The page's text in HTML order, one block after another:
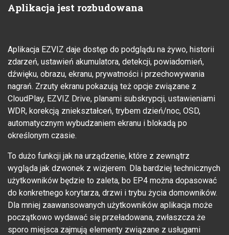
Aplikacja jest rozbudowana
Aplikacja EZVIZ daje dostęp do podglądu na żywo, historii
zdarzeń, ustawień akumulatora, detekcji, powiadomień,
dźwięku, obrazu, ekranu, prywatności i przechowywania
nagrań. Zrzuty ekranu pokazują też opcje związane z
CloudPlay, EZVIZ Drive, planami subskrypcji, ustawieniami
WDR, korekcją zniekształceń, trybem dzień/noc, OSD,
automatycznym wybudzaniem ekranu i blokadą po
określonym czasie.
To dużo funkcji jak na urządzenie, które z zewnątrz
wygląda jak dzwonek z wizjerem. Dla bardziej technicznych
użytkowników będzie to zaleta, bo EP4 można dopasować
do konkretnego korytarza, drzwi i trybu życia domowników.
Dla mniej zaawansowanych użytkowników aplikacja może
początkowo wydawać się przeładowana, zwłaszcza że
sporo miejsca zajmują elementy związane z usługami